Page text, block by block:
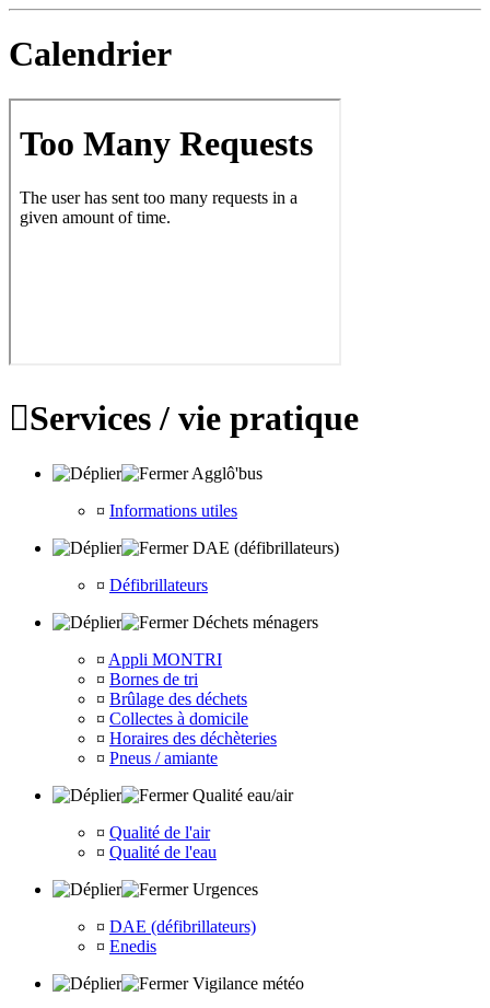
Calendrier
Services / vie pratique
Agglô'bus
¤ Informations utiles
DAE (défibrillateurs)
¤ Défibrillateurs
Déchets ménagers
¤ Appli MONTRI
¤ Bornes de tri
¤ Brûlage des déchets
¤ Collectes à domicile
¤ Horaires des déchèteries
¤ Pneus / amiante
Qualité eau/air
¤ Qualité de l'air
¤ Qualité de l'eau
Urgences
¤ DAE (défibrillateurs)
¤ Enedis
Vigilance météo